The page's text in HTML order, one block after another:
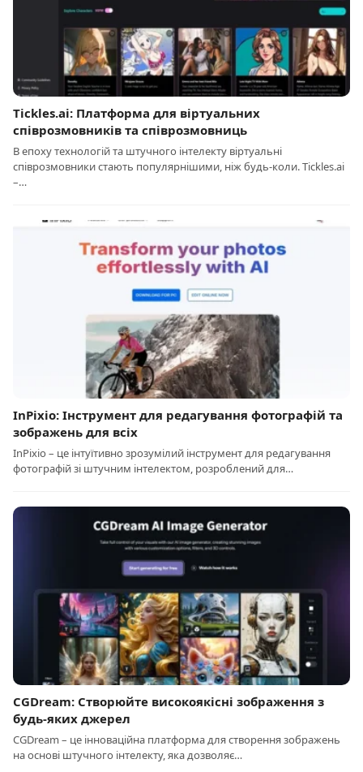
Tickles.ai: Платформа для віртуальних
співрозмовників та співрозмовниць
В епоху технологій та штучного інтелекту віртуальні
співрозмовники стають популярнішими, ніж будь-коли. Tickles.ai
–…
InPixio: Інструмент для редагування фотографій та
зображень для всіх
InPixio – це інтуїтивно зрозумілий інструмент для редагування
фотографій зі штучним інтелектом, розроблений для…
CGDream: Створюйте високоякісні зображення з
будь-яких джерел
CGDream – це інноваційна платформа для створення зображень
на основі штучного інтелекту, яка дозволяє…